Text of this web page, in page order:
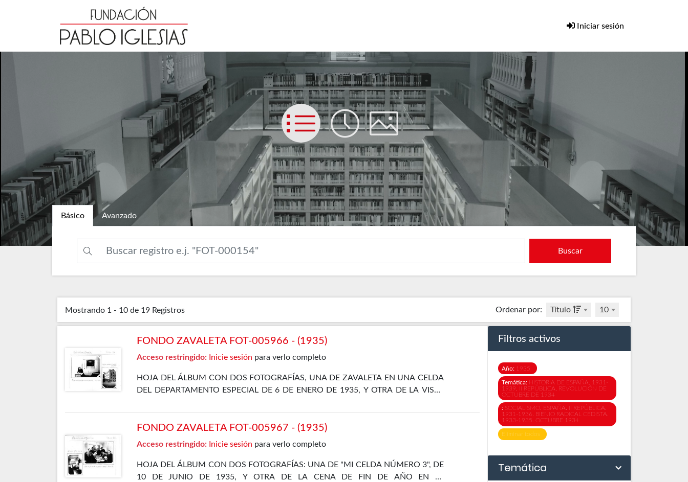
Iniciar sesión
List Time Picture
Básico Avanzado
Buscar
Mostrando 1 - 10 de 19 Registros Ordenar por: Título 10
FONDO ZAVALETA FOT-005966 - (1935)
Acceso restringido: Inicie sesión para verlo completo
HOJA DEL ÁLBUM CON DOS FOTOGRAFÍAS, UNA DE ZAVALETA EN UNA CELDA
DEL DEPARTAMENTO ESPECIAL DE 6 DE ENERO DE 1935, Y OTRA DE LA VISTA
FONDO ZAVALETA FOT-005967 - (1935)
Acceso restringido: Inicie sesión para verlo completo
HOJA DEL ÁLBUM CON DOS FOTOGRAFÍAS: UNA DE "MI CELDA NÚMERO 3", DE
10 DE JUNIO DE 1935, Y OTRA DE LA CENA DE FIN DE AÑO EN EL
Filtros activos
Año: 1935
Temática: HISTORIA DE ESPAÑA. 1931-
1939. II REPÚBLICA. REVOLUCIÓN DE
OCTUBRE DE 1934
: SOCIALISMO. ESPAÑA. II REPÚBLICA.
1931-1936. BIENIO RADICAL CEDISTA.
1933-1935. OCTUBRE 1934
Eliminar todos
Temática